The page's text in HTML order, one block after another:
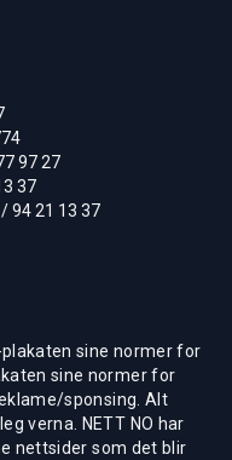
97 27
37
/ 94 21 13 37
plakaten sine normer for
sine normer for
sponsing. Alt
verna. NETT NO har
nettsider som det blir